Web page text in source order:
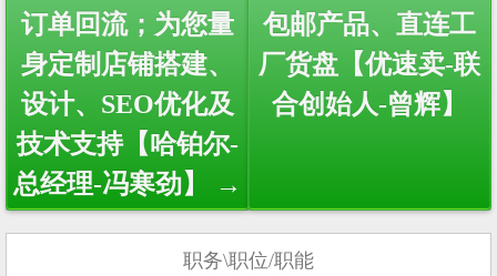
订单回流；为您量
身定制店铺搭建、
设计、SEO优化及
技术支持【哈铂尔-
总经理-冯寒劲】 →
包邮产品、直连工
厂货盘【优速卖-联
合创始人-曾辉】
职务\职位/职能